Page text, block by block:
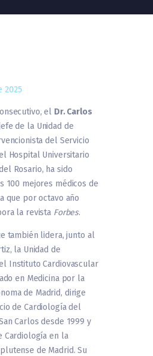
2025
el Dr. Carlos
de la Unidad de
del Servicio
Hospital Universitario
Rosario, ha sido
100 mejores médicos de
que por octavo año
la revista Forbes.
también lidera, junto al
la Unidad de
Instituto Cardiovascular
en Medicina por la
de Madrid, dirige
de Cardiología del
Carlos desde 1999 y
Cardiología en la
de Madrid. Su